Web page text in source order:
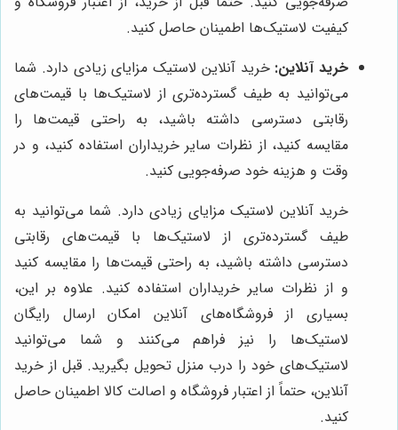
کیفیت لاستیک‌ها اطمینان حاصل کنید.
خرید آنلاین: خرید آنلاین لاستیک مزایای زیادی دارد. شما
می‌توانید به طیف گسترده‌تری از لاستیک‌ها با قیمت‌های
رقابتی دسترسی داشته باشید، به راحتی قیمت‌ها را
مقایسه کنید، از نظرات سایر خریداران استفاده کنید، و در
وقت و هزینه خود صرفه‌جویی کنید.
خرید آنلاین لاستیک مزایای زیادی دارد. شما می‌توانید به
طیف گسترده‌تری از لاستیک‌ها با قیمت‌های رقابتی
دسترسی داشته باشید، به راحتی قیمت‌ها را مقایسه کنید
و از نظرات سایر خریداران استفاده کنید. علاوه بر این،
بسیاری از فروشگاه‌های آنلاین امکان ارسال رایگان
لاستیک‌ها را نیز فراهم می‌کنند و شما می‌توانید
لاستیک‌های خود را درب منزل تحویل بگیرید. قبل از خرید
آنلاین، حتماً از اعتبار فروشگاه و اصالت کالا اطمینان حاصل
کنید.